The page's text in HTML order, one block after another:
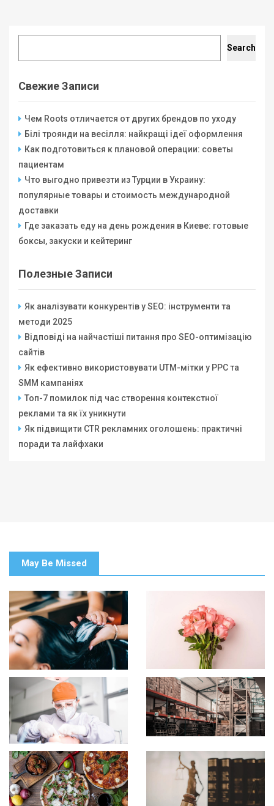
Search
Свежие Записи
Чем Roots отличается от других брендов по уходу
Білі троянди на весілля: найкращі ідеї оформлення
Как подготовиться к плановой операции: советы
пациентам
Что выгодно привезти из Турции в Украину:
популярные товары и стоимость международной
доставки
Где заказать еду на день рождения в Киеве: готовые
боксы, закуски и кейтеринг
Полезные Записи
Як аналізувати конкурентів у SEO: інструменти та
методи 2025
Відповіді на найчастіші питання про SEO-оптимізацію
сайтів
Як ефективно використовувати UTM-мітки у PPC та
SMM кампаніях
Топ-7 помилок під час створення контекстної
реклами та як їх уникнути
Як підвищити CTR рекламних оголошень: практичні
поради та лайфхаки
May Be Missed